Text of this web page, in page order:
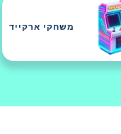
משחקי ארקייד